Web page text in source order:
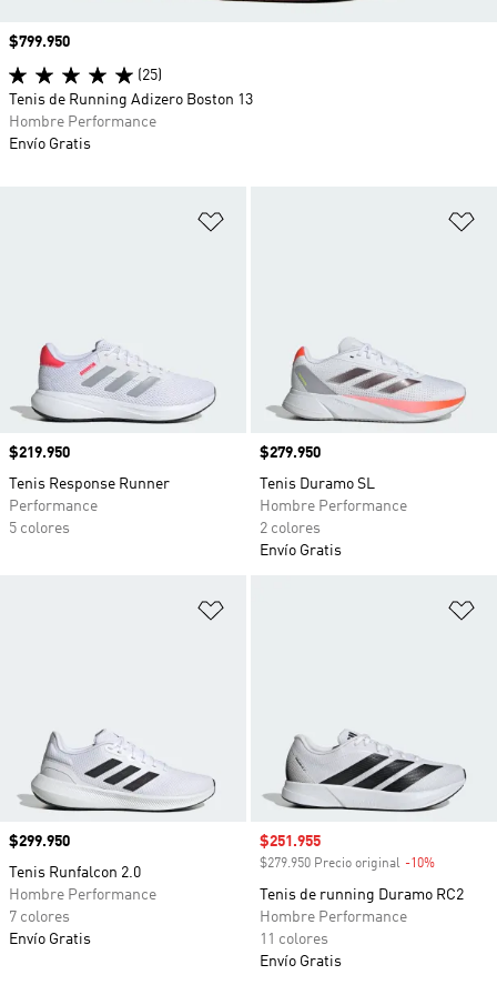
Precio
$219.950
Tenis Response Runner
Performance
5 colores
Precio
$279.950
Tenis Duramo SL
Hombre Performance
2 colores
Envío Gratis
Precio
$299.950
Tenis Runfalcon 2.0
Hombre Performance
7 colores
Envío Gratis
Precio de venta
$251.955
$279.950 Precio original -10%
Tenis de running Duramo RC2
Hombre Performance
11 colores
Envío Gratis
Precio
$799.950
(25)
Tenis de Running Adizero Boston 13
Hombre Performance
Envío Gratis